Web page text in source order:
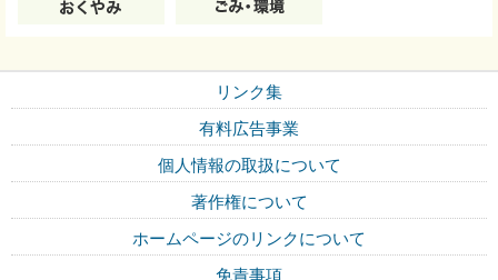
リンク集
有料広告事業
個人情報の取扱について
著作権について
ホームページのリンクについて
免責事項